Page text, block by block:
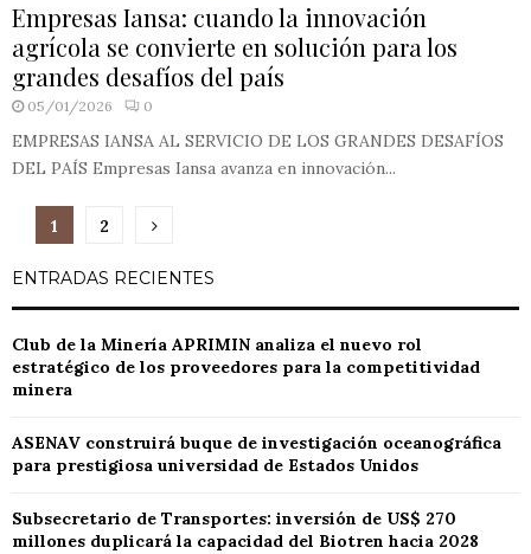
Empresas Iansa: cuando la innovación
agrícola se convierte en solución para los
grandes desafíos del país
05/01/2026 0
EMPRESAS IANSA AL SERVICIO DE LOS GRANDES DESAFÍOS
DEL PAÍS Empresas Iansa avanza en innovación...
Paginación
de
entradas
1 2
ENTRADAS RECIENTES
Club de la Minería APRIMIN analiza el nuevo rol
estratégico de los proveedores para la competitividad
minera
ASENAV construirá buque de investigación oceanográfica
para prestigiosa universidad de Estados Unidos
Subsecretario de Transportes: inversión de US$ 270
millones duplicará la capacidad del Biotren hacia 2028